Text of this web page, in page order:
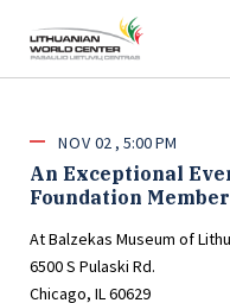
NOV 02 5:00 PM
An Exceptional
Foundation
At Balzekas Museum of
6500 S Pulaski Rd.
Chicago, IL 60629